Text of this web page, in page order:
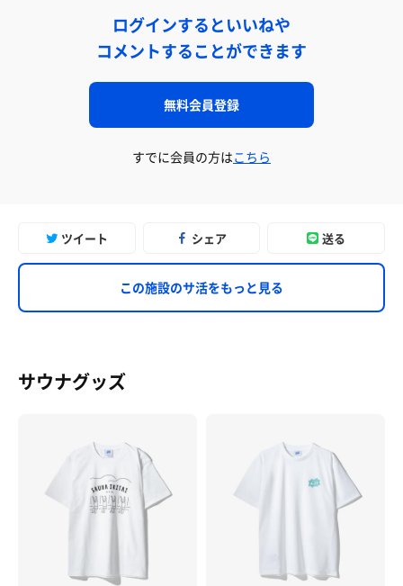
ログインするといいねや
コメントすることができます
無料会員登録
すでに会員の方はこちら
ツイート シェア 送る
この施設のサ活をもっと見る
サウナグッズ